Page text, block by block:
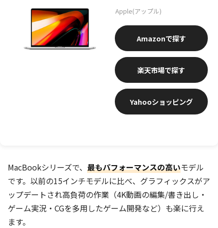
Apple(アップル)
楽天市場
Amazon
Yahooショッピング
MacBookシリーズで、 最もパフォーマンスの高いモデル
です。以前の15インチモデルに比べ、グラフィックスがア
ップデートされ高負荷の作業（4K動画の編集/書き出し・
ゲーム実況・CGを多用したゲーム開発など）も楽に行え
ます。